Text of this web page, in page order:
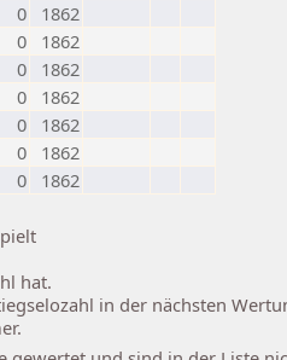
0
1862
0
1862
0
1862
0
1862
0
1862
0
1862
0
1862
hat.
in der nächsten